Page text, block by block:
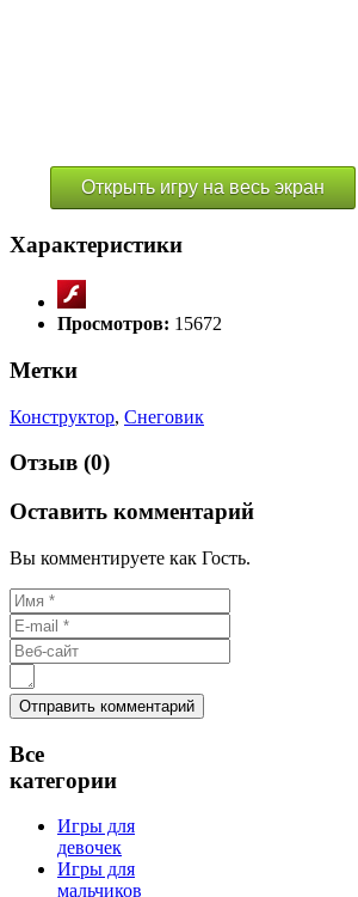
Открыть игру на весь экран
Характеристики
Просмотров: 15672
Метки
Конструктор, Снеговик
Отзыв (0)
Оставить комментарий
Вы комментируете как Гость.
Все
категории
Игры для
девочек
Игры для
мальчиков